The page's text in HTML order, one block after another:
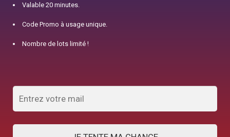
Valable 20 minutes.
Code Promo à usage unique.
Nombre de lots limité !